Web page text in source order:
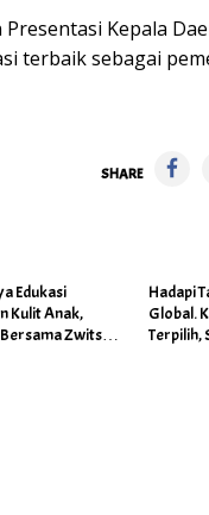
Kepala
terbaik sebagai
SHARE
Edukasi
Kulit Anak,
Zwitsal
Hadapi
Global.
Terpilih,